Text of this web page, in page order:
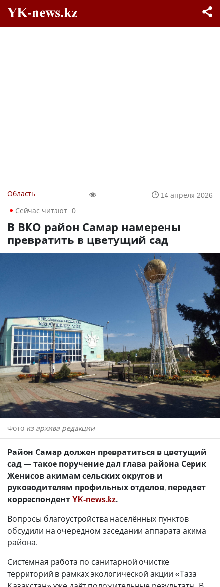
Область
14 апреля 2026
Сейчас читают: 0
В ВКО район Самар намерены
превратить в цветущий сад
Фото из архива редакции
Район Самар должен превратиться в цветущий
сад — такое поручение дал глава района Серик
Женисов акимам сельских округов и
руководителям профильных отделов, передает
корреспондентYK-news.kz.
Вопросы благоустройства населённых пунктов
обсудили на очередном заседании аппарата акима
района.
Системная работа по санитарной очистке
территорий в рамках экологической акции «Таза